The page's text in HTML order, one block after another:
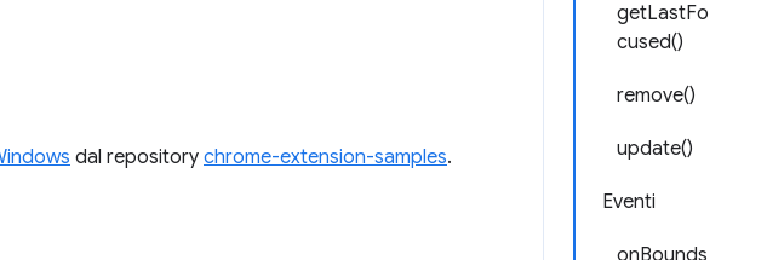
getLastFo
cused()
remove()
update()
Eventi
onBounds
dal repository chrome-extension-samples.